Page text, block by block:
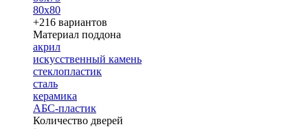
80х80
+216 вариантов
Материал поддона
акрил
искусственный камень
стеклопластик
сталь
керамика
АБС-пластик
Количество дверей